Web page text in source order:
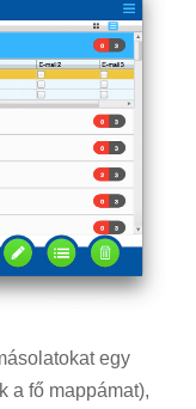
egy
a fő mappámat),